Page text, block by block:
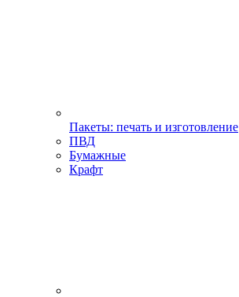
Пакеты: печать и изготовление
ПВД
Бумажные
Крафт